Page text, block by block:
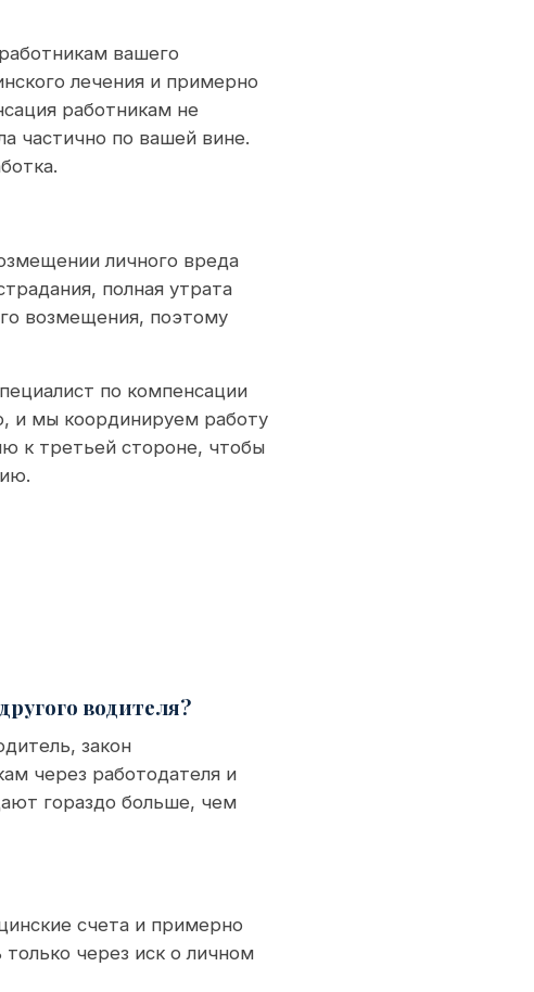
вашего
лечения и примерно
работникам не
частично по вашей вине.
личного вреда
полная утрата
возмещения, поэтому
по компенсации
и мы координируем работу
к третьей стороне, чтобы
водителя?
закон
через работодателя и
гораздо больше, чем
счета и примерно
через иск о личном